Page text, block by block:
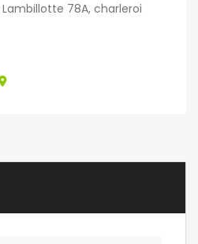
Lambillotte 78A, charleroi